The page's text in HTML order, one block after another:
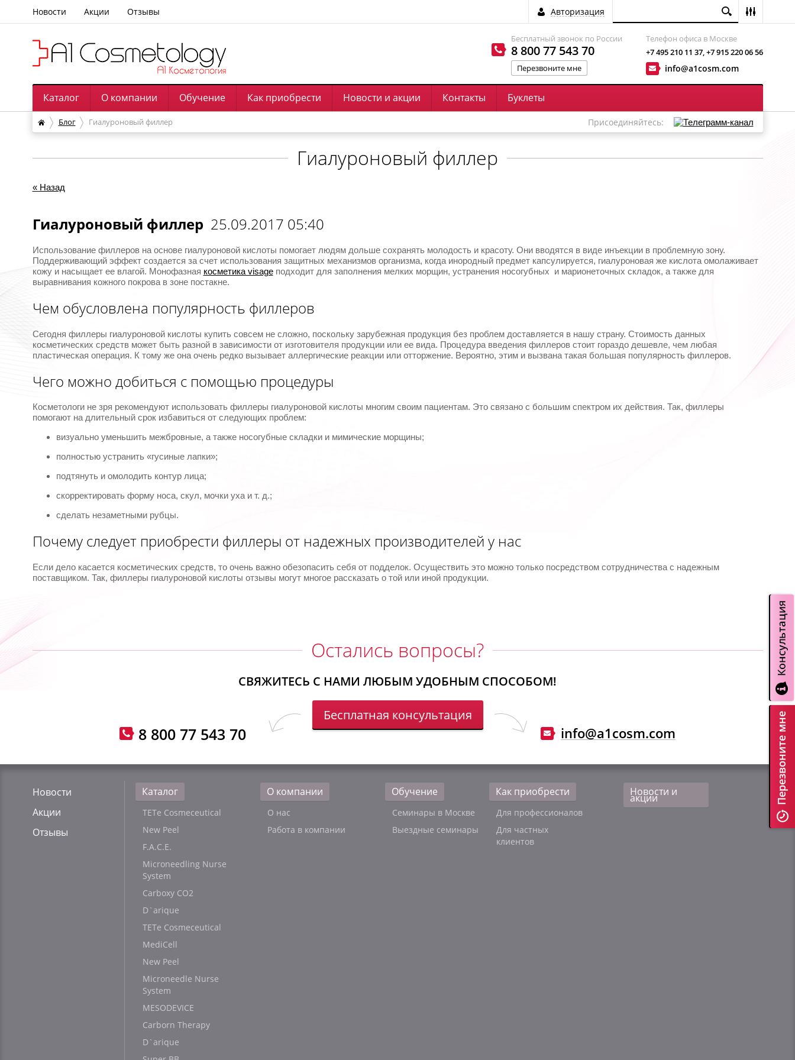
Новости Акции Отзывы
Название:
Артикул:
Выберите категорию:
Результатов на странице:
Авторизация
Войти
Телефон офиса в Москве
+7 495 210 11 37, +7 915 220 06 56
info@a1cosm.com
Бесплатный звонок по России
8 800 77 543 70
Перезвоните мне
Каталог О компании Обучение Как приобрести Новости и акции Контакты Буклеты
Блог Гиалуроновый филлер Присоединяйтесь:
Гиалуроновый филлер
« Назад
Гиалуроновый филлер 25.09.2017 05:40
Использование филлеров на основе гиалуроновой кислоты помогает людям дольше сохранять молодость и красоту. Они вводятся в виде инъекции в проблемную зону.
Поддерживающий эффект создается за счет использования защитных механизмов организма, когда инородный предмет капсулируется, гиалуроновая же кислота омолаживает
кожу и насыщает ее влагой. Монофазная косметика visageподходит для заполнения мелких морщин, устранения носогубных и марионеточных складок, а также для
выравнивания кожного покрова в зоне постакне.
Чем обусловлена популярность филлеров
Сегодня филлеры гиалуроновой кислоты купить совсем не сложно, поскольку зарубежная продукция без проблем доставляется в нашу страну. Стоимость данных
косметических средств может быть разной в зависимости от изготовителя продукции или ее вида. Процедура введения филлеров стоит гораздо дешевле, чем любая
пластическая операция. К тому же она очень редко вызывает аллергические реакции или отторжение. Вероятно, этим и вызвана такая большая популярность филлеров.
Чего можно добиться с помощью процедуры
Косметологи не зря рекомендуют использовать филлеры гиалуроновой кислоты многим своим пациентам. Это связано с большим спектром их действия. Так, филлеры
помогают на длительный срок избавиться от следующих проблем:
визуально уменьшить межбровные, а также носогубные складки и мимические морщины;
полностью устранить «гусиные лапки»;
подтянуть и омолодить контур лица;
скорректировать форму носа, скул, мочки уха и т. д.;
сделать незаметными рубцы.
Почему следует приобрести филлеры от надежных производителей у нас
Если дело касается косметических средств, то очень важно обезопасить себя от подделок. Осуществить это можно только посредством сотрудничества с надежным
поставщиком. Так, филлеры гиалуроновой кислоты отзывы могут многое рассказать о той или иной продукции.
Остались вопросы?
СВЯЖИТЕСЬ С НАМИ ЛЮБЫМ УДОБНЫМ СПОСОБОМ!
Бесплатная консультация
8 800 77 543 70 info@a1cosm.com
Новости
Акции
Отзывы
Каталог
TETe Cosmeceutical
New Peel
F.A.C.E.
Microneedling Nurse
System
Carboxy CO2
D`arique
TETe Cosmeceutical
MediCell
New Peel
Microneedle Nurse
System
MESODEVICE
Carborn Therapy
D`arique
О компании
О нас
Работа в компании
Обучение
Семинары в Москве
Выездные семинары
Как приобрести
Для профессионалов
Для частных
клиентов
Новости и
акции Перезвоните мне